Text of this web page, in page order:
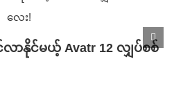
ာနိုင်မယ့် Avatr 12 လျှပ်စစ်